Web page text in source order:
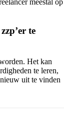
meestal op
te
Het kan
te leren,
uit te vinden